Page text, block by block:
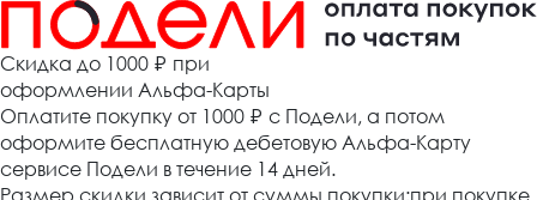
Cкидка до 1000 ₽ при
оформлении Альфа-Карты
Оплатите покупку от 1000 ₽ с Подели, а потом
оформите бесплатную дебетовую Альфа-Карту
сервисе Подели в течение 14 дней.
Размер скидки зависит от суммы покупки:при покупке